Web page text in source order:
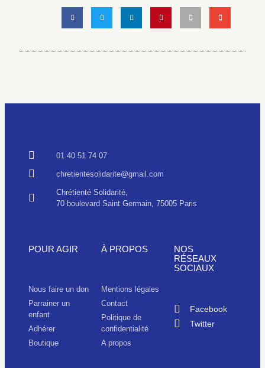
01 40 51 74 07
chretientesolidarite@gmail.com
Chrétienté Solidarité,
70 boulevard Saint Germain, 75005 Paris
POUR AGIR
Nous faire un don
Parrainer un
enfant
Adhérer
Boutique
À PROPOS
Mentions légales
Contact
Politique de
confidentialité
A propos
NOS
RÉSEAUX
SOCIAUX
Facebook
Twitter